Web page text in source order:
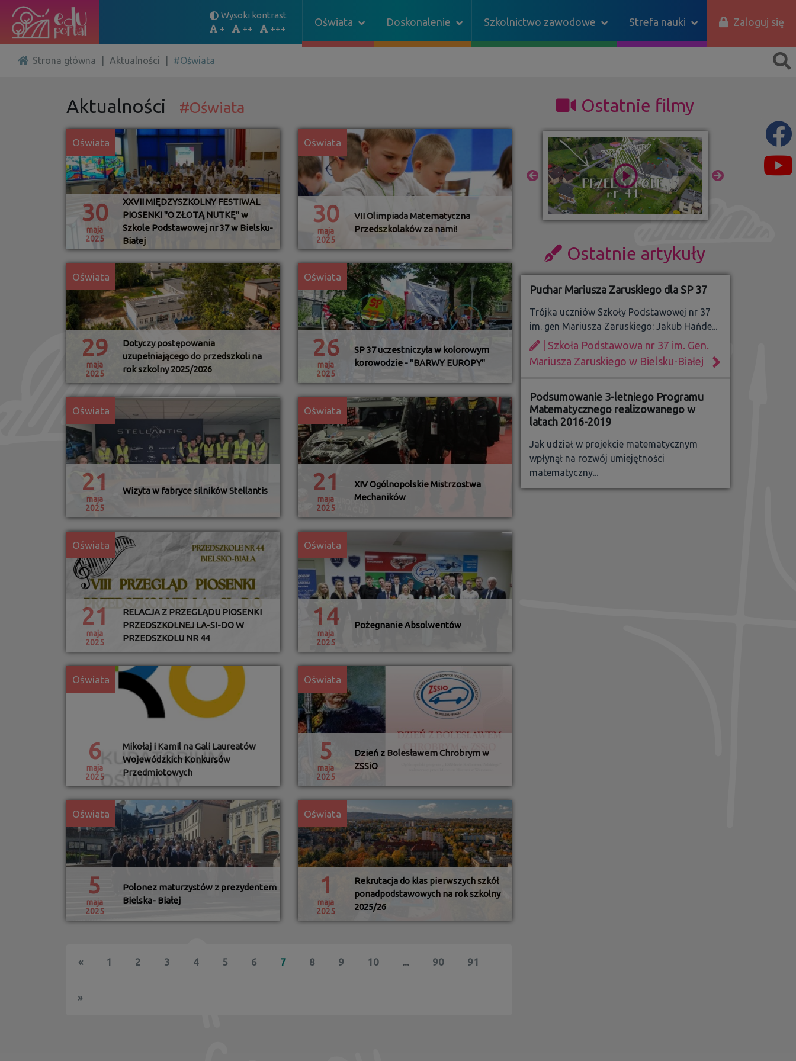
Wysoki kontrast
+
++ +++
Oświata Doskonalenie Szkolnictwo zawodowe Strefa nauki Zaloguj się
Strona główna Aktualności #Oświata
Aktualności #Oświata
30
maja
2025
XXVII MIĘDZYSZKOLNY FESTIWAL
PIOSENKI "O ZŁOTĄ NUTKĘ" w
Szkole Podstawowej nr 37 w Bielsku-
Białej
Oświata
30
maja
2025
VII Olimpiada Matematyczna
Przedszkolaków za nami!
Oświata
29
maja
2025
Dotyczy postępowania
uzupełniającego do przedszkoli na
rok szkolny 2025/2026
Oświata
26
maja
2025
SP 37 uczestniczyła w kolorowym
korowodzie - "BARWY EUROPY"
Oświata
21
maja
2025
Wizyta w fabryce silników Stellantis
Oświata
21
maja
2025
XIV Ogólnopolskie Mistrzostwa
Mechaników
Oświata
21
maja
2025
RELACJA Z PRZEGLĄDU PIOSENKI
PRZEDSZKOLNEJ LA-SI-DO W
PRZEDSZKOLU NR 44
Oświata
14
maja
2025
Pożegnanie Absolwentów
Oświata
6
maja
2025
Mikołaj i Kamil na Gali Laureatów
Wojewódzkich Konkursów
Przedmiotowych
Oświata
5
maja
2025
Dzień z Bolesławem Chrobrym w
ZSSiO
Oświata
5
maja
2025
Polonez maturzystów z prezydentem
Bielska- Białej
Oświata
1
maja
2025
Rekrutacja do klas pierwszych szkół
ponadpodstawowych na rok szkolny
2025/26
Oświata
« 1 2 3 4 5 6 7 8 9 10 ... 90 91
»
Ostatnie filmy
Ostatnie artykuły
Puchar Mariusza Zaruskiego dla SP 37
Trójka uczniów Szkoły Podstawowej nr 37
im. gen Mariusza Zaruskiego: Jakub Hańde...
| Szkoła Podstawowa nr 37 im. Gen.
Mariusza Zaruskiego w Bielsku-Białej
Podsumowanie 3-letniego Programu
Matematycznego realizowanego w
latach 2016-2019
Jak udział w projekcie matematycznym
wpłynął na rozwój umiejętności
matematyczny...